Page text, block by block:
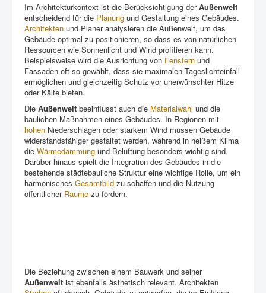
Im Architekturkontext ist die Berücksichtigung derAußenwelt
entscheidend für die Planung und Gestaltung eines Gebäudes.
Architekten und Planer analysieren die Außenwelt, um das
Gebäude optimal zu positionieren, so dass es von natürlichen
Ressourcen wie Sonnenlicht und Wind profitieren kann.
Beispielsweise wird die Ausrichtung von Fenstern und
Fassaden oft so gewählt, dass sie maximalen Tageslichteinfall
ermöglichen und gleichzeitig Schutz vor unerwünschter Hitze
oder Kälte bieten.
Die Außenwelt beeinflusst auch die Materialwahl und die
baulichen Maßnahmen eines Gebäudes. In Regionen mit
hohen Niederschlägen oder starkem Wind müssen Gebäude
widerstandsfähiger gestaltet werden, während in heißem Klima
die Wärmedämmung und Belüftung besonders wichtig sind.
Darüber hinaus spielt die Integration des Gebäudes in die
bestehende städtebauliche Struktur eine wichtige Rolle, um ein
harmonisches Gesamtbild zu schaffen und die Nutzung
öffentlicher Räume zu fördern.
Die Beziehung zwischen einem Bauwerk und seiner
Außenwelt ist ebenfalls ästhetisch relevant. Architekten